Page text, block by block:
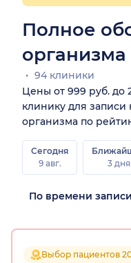
Полное
94 клиники
Цены от 999 руб. до
клинику для записи
организма по
Сегодня
9 авг.
3 дня
Выбор пациентов